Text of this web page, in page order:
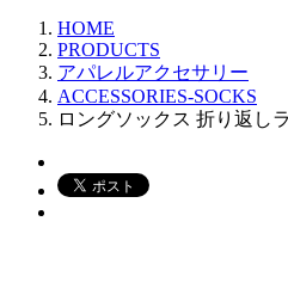
HOME
PRODUCTS
アパレルアクセサリー
ACCESSORIES-SOCKS
ロングソックス 折り返し